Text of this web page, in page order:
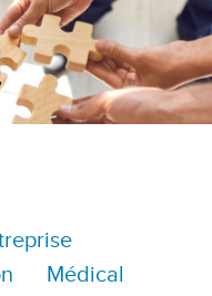
Médical